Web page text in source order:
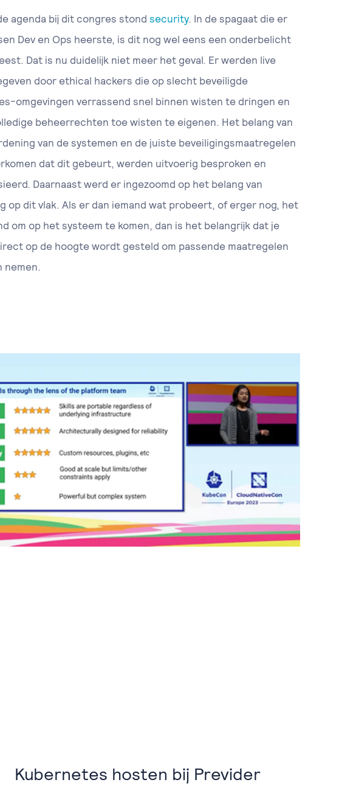
agenda bij dit congres stond security. In de spagaat die er
Dev en Ops heerste, is dit nog wel eens een onderbelicht
Dat is nu duidelijk niet meer het geval. Er werden live
door ethical hackers die op slecht beveiligde
omgevingen verrassend snel binnen wisten te dringen en
beheerrechten toe wisten te eigenen. Het belang van
van de systemen en de juiste beveiligingsmaatregelen
dat dit gebeurt, werden uitvoerig besproken en
Daarnaast werd er ingezoomd op het belang van
op dit vlak. Als er dan iemand wat probeert, of erger nog, het
om op het systeem te komen, dan is het belangrijk dat je
op de hoogte wordt gesteld om passende maatregelen
nemen.
Kubernetes hosten bij Previder